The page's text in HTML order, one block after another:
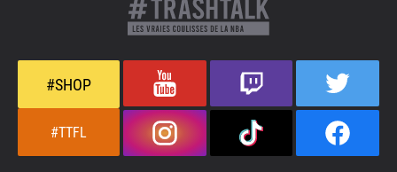
#SHOP
#TTFL